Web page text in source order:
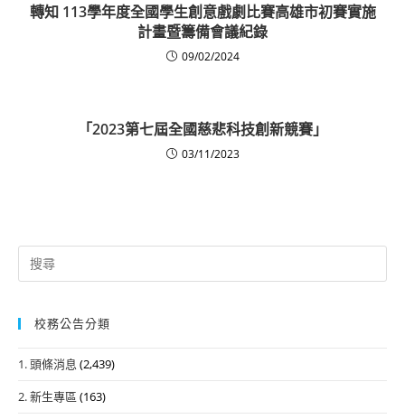
轉知 113學年度全國學生創意戲劇比賽高雄市初賽實施
計畫暨籌備會議紀錄
09/02/2024
「2023第七屆全國慈悲科技創新競賽」
03/11/2023
Search
for:
校務公告分類
1. 頭條消息 (2,439)
2. 新生專區 (163)